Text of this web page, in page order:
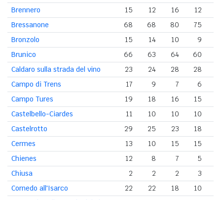
Brennero
15 12 16 12
Bressanone
68 68 80 75
Bronzolo
15 14 10 9
Brunico
66 63 64 60
Caldaro sulla strada del vino
23 24 28 28
Campo di Trens
17 9 7 6
Campo Tures
19 18 16 15
Castelbello-Ciardes
11 10 10 10
Castelrotto
29 25 23 18
Cermes
13 10 15 15
Chienes
12 8 7 5
Chiusa
2 2 2 3
Cornedo all'Isarco
22 22 18 10